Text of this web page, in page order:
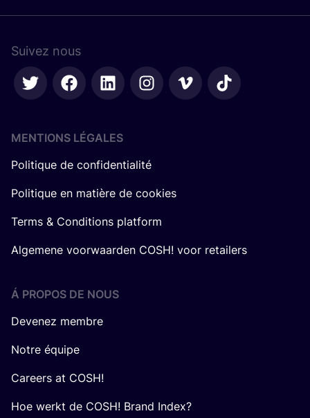
Suivez nous
MENTIONS LÉGALES
Politique de confidentialité
Politique en matière de cookies
Terms & Conditions platform
Algemene voorwaarden COSH! voor retailers
Á PROPOS DE NOUS
Devenez membre
Notre équipe
Careers at COSH!
Hoe werkt de COSH! Brand Index?